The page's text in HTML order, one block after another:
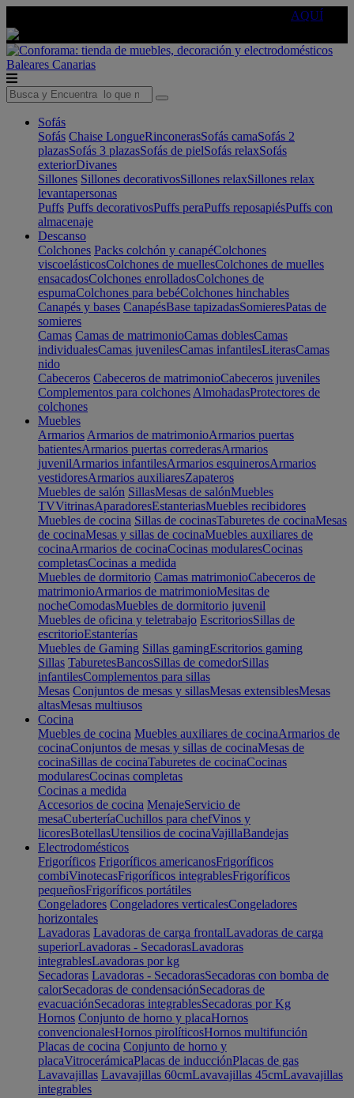
AQUÍ
Baleares Canarias
Sofás
Sofás Chaise LongueRinconerasSofás camaSofás 2
plazasSofás 3 plazasSofás de pielSofás relaxSofás
exteriorDivanes
Sillones Sillones decorativosSillones relaxSillones relax
levantapersonas
Puffs Puffs decorativosPuffs peraPuffs reposapiésPuffs con
almacenaje
Descanso
Colchones Packs colchón y canapéColchones
viscoelásticosColchones de muellesColchones de muelles
ensacadosColchones enrolladosColchones de
espumaColchones para bebéColchones hinchables
Canapés y bases CanapésBase tapizadasSomieresPatas de
somieres
Camas Camas de matrimonioCamas doblesCamas
individualesCamas juvenilesCamas infantilesLiterasCamas
nido
Cabeceros Cabeceros de matrimonioCabeceros juveniles
Complementos para colchones AlmohadasProtectores de
colchones
Muebles
Armarios Armarios de matrimonioArmarios puertas
batientesArmarios puertas correderasArmarios
juvenilArmarios infantilesArmarios esquinerosArmarios
vestidoresArmarios auxiliaresZapateros
Muebles de salón SillasMesas de salónMuebles
TVVitrinasAparadoresEstanteriasMuebles recibidores
Muebles de cocina Sillas de cocinasTaburetes de cocinaMesas
de cocinaMesas y sillas de cocinaMuebles auxiliares de
cocinaArmarios de cocinaCocinas modularesCocinas
completasCocinas a medida
Muebles de dormitorio Camas matrimonioCabeceros de
matrimonioArmarios de matrimonioMesitas de
nocheComodasMuebles de dormitorio juvenil
Muebles de oficina y teletrabajo EscritoriosSillas de
escritorioEstanterías
Muebles de Gaming Sillas gamingEscritorios gaming
Sillas TaburetesBancosSillas de comedorSillas
infantilesComplementos para sillas
Mesas Conjuntos de mesas y sillasMesas extensiblesMesas
altasMesas multiusos
Cocina
Muebles de cocina Muebles auxiliares de cocinaArmarios de
cocinaConjuntos de mesas y sillas de cocinaMesas de
cocinaSillas de cocinaTaburetes de cocinaCocinas
modularesCocinas completas
Cocinas a medida
Accesorios de cocina MenajeServicio de
mesaCuberteríaCuchillos para chefVinos y
licoresBotellasUtensilios de cocinaVajillaBandejas
Electrodomésticos
Frigoríficos Frigoríficos americanosFrigoríficos
combiVinotecasFrigoríficos integrablesFrigoríficos
pequeñosFrigoríficos portátiles
Congeladores Congeladores verticalesCongeladores
horizontales
Lavadoras Lavadoras de carga frontalLavadoras de carga
superiorLavadoras - SecadorasLavadoras
integrablesLavadoras por kg
Secadoras Lavadoras - SecadorasSecadoras con bomba de
calorSecadoras de condensaciónSecadoras de
evacuaciónSecadoras integrablesSecadoras por Kg
Hornos Conjunto de horno y placaHornos
convencionalesHornos pirolíticosHornos multifunción
Placas de cocina Conjunto de horno y
placaVitrocerámicaPlacas de inducciónPlacas de gas
Lavavajillas Lavavajillas 60cmLavavajillas 45cmLavavajillas
integrables